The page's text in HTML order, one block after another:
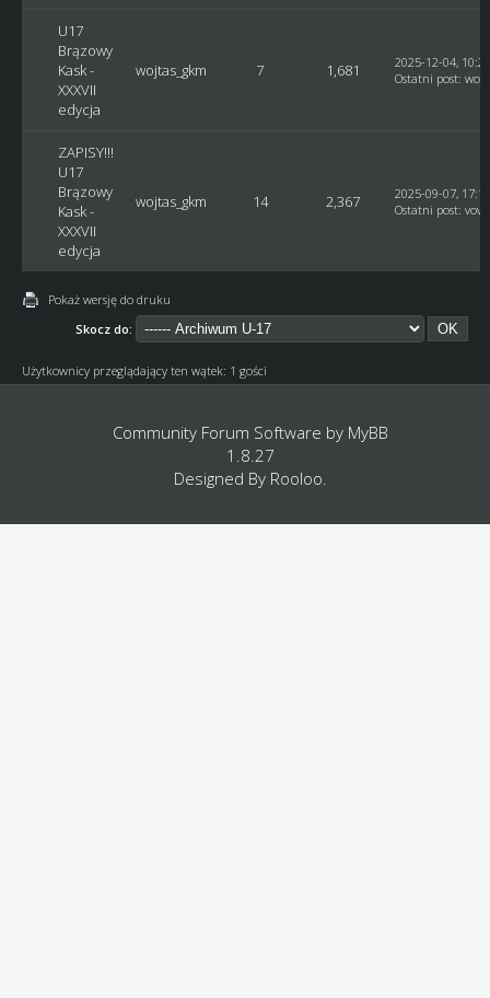
U17
Brązowy
Kask -
XXXVII
edycja
wojtas_gkm 7 1,681
2025-12-04,
Ostatni post:
ZAPISY!!!
U17
Brązowy
Kask -
XXXVII
edycja
wojtas_gkm 14 2,367
2025-09-07,
Ostatni post:
Pokaż wersję do druku
Skocz do:
Użytkownicy przeglądający ten wątek: 1 gości
Community Forum Software by MyBB
1.8.27
Designed By Rooloo.